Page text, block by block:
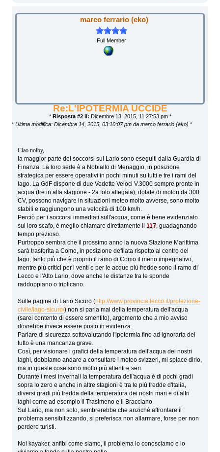
marco ferrario (eko)
Full Member
Re:L'IPOTERMIA UCCIDE
* Risposta #2 il: Dicembre 13, 2015, 11:27:53 pm *
* Ultima modifica: Dicembre 14, 2015, 03:10:07 pm da marco ferrario (eko) *
Ciao nolby,
la maggior parte dei soccorsi sul Lario sono eseguiti dalla Guardia di
Finanza. La loro sede è a Nobiallo di Menaggio, in posizione
strategica per essere operativi in pochi minuti su tutti e tre i rami del
lago. La GdF dispone di due Vedette Veloci V.3000 sempre pronte in
acqua (tre in alta stagione - 2a foto allegata), dotate di motori da 300
CV, possono navigare in situazioni meteo molto avverse, sono molto
stabili e raggiungono una velocità di 100 km/h.
Perciò per i soccorsi immediati sull'acqua, come è bene evidenziato
sul loro scafo, è meglio chiamare direttamente il 117, guadagnando
tempo prezioso.
Purtroppo sembra che il prossimo anno la nuova Stazione Marittima
sarà trasferita a Como, in posizione defilata rispetto al centro del
lago, tanto più che è proprio il ramo di Como il meno impegnativo,
mentre più critici per i venti e per le acque più fredde sono il ramo di
Lecco e l'Alto Lario, dove anche le distanze tra le sponde
raddoppiano o triplicano.
Sulle pagine di Lario Sicuro (http://www.provincia.lecco.it/protezione-
civile/lago-sicuro/) non si parla mai della temperatura dell'acqua
(sarei contento di essere smentito), argomento che a mio avviso
dovrebbe invece essere posto in evidenza.
Parlare di sicurezza sottovalutando l'ipotermia fino ad ignorarla del
tutto è una mancanza grave.
Così, per visionare i grafici della temperatura dell'acqua dei nostri
laghi, dobbiamo andare a consultare i meteo svizzeri, mi spiace dirlo,
ma in queste cose sono molto più attenti e seri.
Durante i mesi invernali la temperatura dell'acqua è di pochi gradi
sopra lo zero e anche in altre stagioni è tra le più fredde d'Italia,
diversi gradi più fredda della temperatura dei nostri mari e di altri
laghi come ad esempio il Trasimeno e il Bracciano.
Sul Lario, ma non solo, sembrerebbe che anziché affrontare il
problema sensibilizzando, si preferisca non allarmare, forse per non
perdere turisti.
Noi kayaker, anfibi come siamo, il problema lo conosciamo e lo